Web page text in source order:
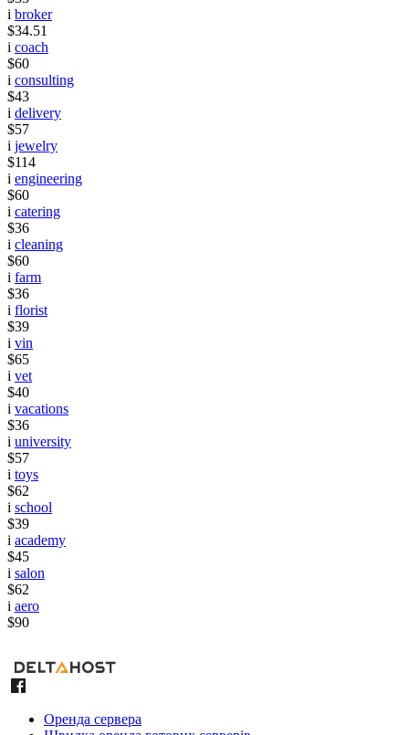
i broker
$34.51
i coach
$60
i consulting
$43
i delivery
$57
i jewelry
$114
i engineering
$60
i catering
$36
i cleaning
$60
i farm
$36
i florist
$39
i vin
$65
i vet
$40
i vacations
$36
i university
$57
i toys
$62
i school
$39
i academy
$45
i salon
$62
i aero
$90
Оренда сервера